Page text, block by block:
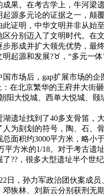
果。在考古学上，牛河梁
源多元论的证据之一，颠
证明，中华文明并非从始
区分别迈入了文明时代。在
形成并扩大领先优势，最
起源和发展?♉，“多元一
市场后，gap扩展市场的企
：在北京繁华的王府井大街
阳大悦城、西单大悦城、颐
址找到了40多支骨笛，
为刻划的符号，陶、石、
面积约3000平方米，略小
平方米的1/18。对于考古遗
??，很多大型遗址半个世
，孙力军政治团伙案成员
恢林、刘新云分别获刑无